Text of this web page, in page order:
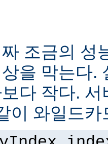
조금의 성
을 막는다.
다 작다.
이 와일드